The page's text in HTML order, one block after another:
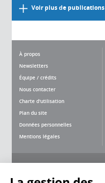
Voir plus de publications
À propos
Newsletters
Équipe / crédits
Nous contacter
Charte d'utilisation
Plan du site
Données personnelles
Mentions légales